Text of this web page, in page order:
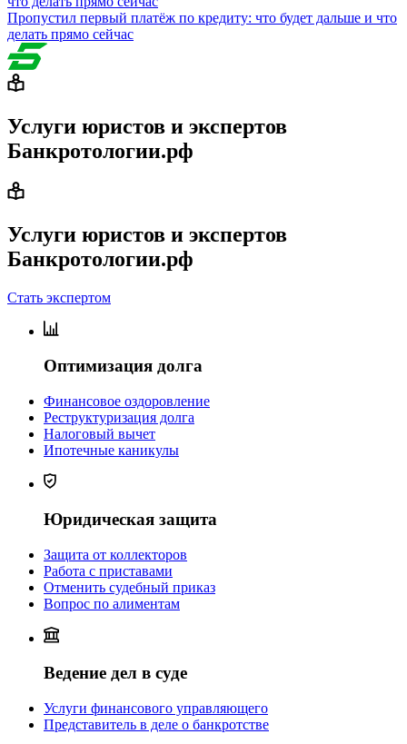
Пропустил первый платёж по кредиту: что будет дальше и что
делать прямо сейчас
Услуги юристов и экспертов
Банкротологии.рф
Услуги юристов и экспертов
Банкротологии.рф
Стать экспертом
Оптимизация долга
Финансовое оздоровление
Реструктуризация долга
Налоговый вычет
Ипотечные каникулы
Юридическая защита
Защита от коллекторов
Работа с приставами
Отменить судебный приказ
Вопрос по алиментам
Ведение дел в суде
Услуги финансового управляющего
Представитель в деле о банкротстве